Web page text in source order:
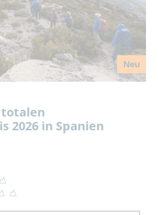
Neu
2026 in Spanien